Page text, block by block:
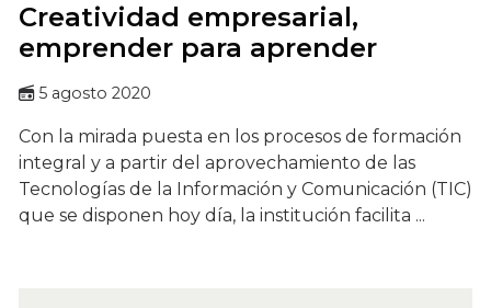
Creatividad empresarial,
emprender para aprender
5 agosto 2020
Con la mirada puesta en los procesos de formación
integral y a partir del aprovechamiento de las
Tecnologías de la Información y Comunicación (TIC)
que se disponen hoy día, la institución facilita ...